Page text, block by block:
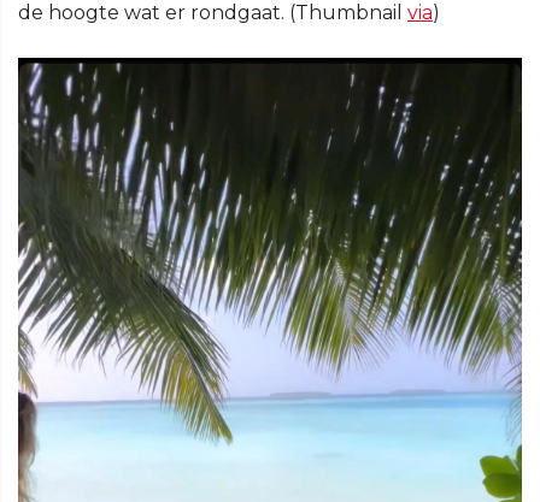
de hoogte wat er rondgaat. (Thumbnail via)